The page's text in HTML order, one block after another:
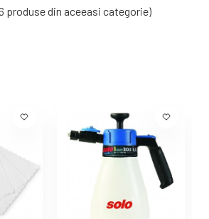
produse din aceeasi categorie)